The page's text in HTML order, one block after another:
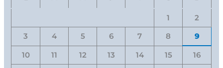
1 2
3 4 5 6 7 8 9
10 11 12 13 14 15 16